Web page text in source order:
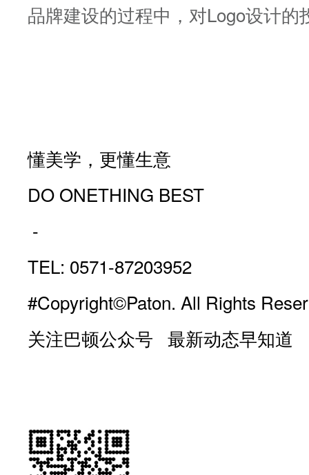
品牌建设的过程中，对Logo设计的
懂美学，更懂生意
DO ONETHING BEST
-
TEL: 0571-87203952
#Copyright©Paton. All Rights
关注巴顿公众号 最新动态早知道